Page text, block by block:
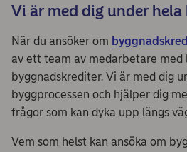
Vi är med dig under hela
När du ansöker om
av ett team av medarbetare med
byggnadskrediter. Vi är med dig
byggprocessen och hjälper dig
frågor som kan dyka upp längs
Vem som helst kan ansöka om